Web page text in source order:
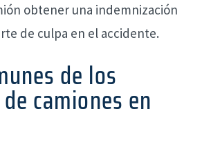
obtener una indemnización
de culpa en el accidente.
de los
camiones en